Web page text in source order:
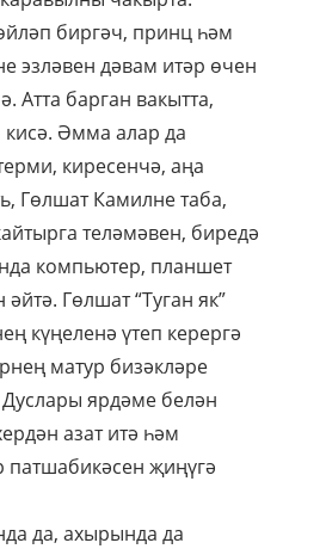
биргәч, принц һәм
эзләвен дәвам итәр өчен
Атта барган вакытта,
Әмма алар да
киресенчә, аңа
Гөлшат Камилне таба,
теләмәвен, биредә
компьютер, планшет
Гөлшат “Туган як”
күңеленә үтеп керергә
матур бизәкләре
ярдәме белән
азат итә һәм
патшабикәсен җиңүгә
да, ахырында да